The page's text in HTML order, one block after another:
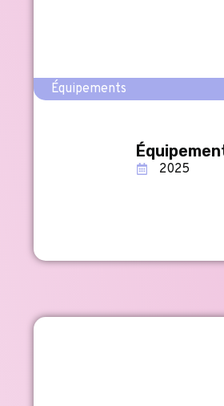
Équipements
2025